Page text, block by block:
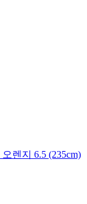
렌지 6.5 (235cm)